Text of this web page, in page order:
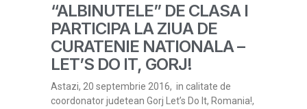
“ALBINUTELE” DE CLASA I
PARTICIPA LA ZIUA DE
CURATENIE NATIONALA –
LET’S DO IT, GORJ!
Astazi, 20 septembrie 2016, in calitate de
coordonator judetean Gorj Let’s Do It, Romania!,